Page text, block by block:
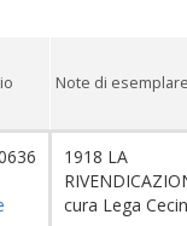
Note di
1918 LA
cura Lega